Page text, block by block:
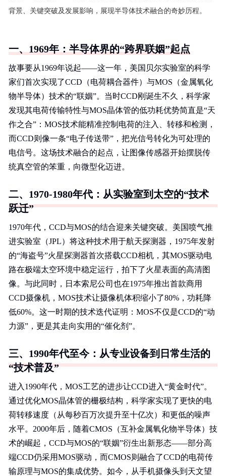
背景、关键突破及发展影响，展现半导体技术融合的奇妙历程。
一、1969年：半导体界的“跨界联姻”起点
故事要从1969年说起——这一年，美国贝尔实验室的科学
家们首次实现了CCD（电荷耦合器件）与MOS（金属氧化
物半导体）技术的“联姻”。当时CCD刚诞生不久，科学家
发现其电荷传输特性与MOS晶体管的低功耗优势简直是“天
作之合”：MOS技术能精准控制电荷的注入、转移和检测，
而CCD则像一条“电子传送带”，把光信号转化为可处理的
电信号。这场技术融合的起点，让图像传感器开始摆脱传
统真空管的笨重，向微型化迈进。
二、1970-1980年代：从实验室到太空的“技术
跃迁”
1970年代，CCD与MOS的结合迎来关键突破。美国喷气推
进实验室（JPL）将这种技术用于航天探测器，1975年发射
的“海盗号”火星探测器首次搭载CCD相机，其MOS驱动电
路在极端太空环境中稳定运行，拍下了火星表面的高清图
像。与此同时，日本索尼公司也在1975年推出首款商用
CCD摄像机，MOS技术让摄像机体积缩小了80%，功耗降
低60%。这一时期的技术迭代证明：MOS不仅是CCD的“动
力源”，更是其走向实用的“催化剂”。
三、1990年代至今：从专业设备到日常生活的
“技术普及”
进入1990年代，MOS工艺的进步让CCD进入“黄金时代”。
通过优化MOS晶体管的栅极结构，科学家实现了更快的电
荷转移速度（从每秒百万次提升至十亿次）和更低的噪声
水平。2000年后，随着CMOS（互补金属氧化物半导体）技
术的崛起，CCD与MOS的“联姻”衍生出新形态——部分高
端CCD仍采用MOS驱动，而CMOS则融合了CCD的电荷传
输原理与MOS的集成优势。如今，从手机摄像头到天文望